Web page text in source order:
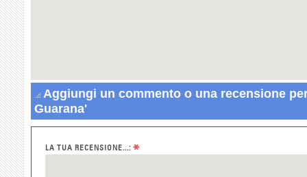
Aggiungi un commento o una recensione
Guarana'
LA TUA RECENSIONE...: *